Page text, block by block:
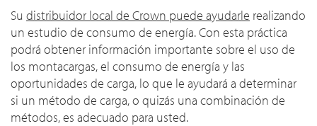
Su distribuidor local de Crown puede ayudarle realizando
un estudio de consumo de energía. Con esta práctica
podrá obtener información importante sobre el uso de
los montacargas, el consumo de energía y las
oportunidades de carga, lo que le ayudará a determinar
si un método de carga, o quizás una combinación de
métodos, es adecuado para usted.